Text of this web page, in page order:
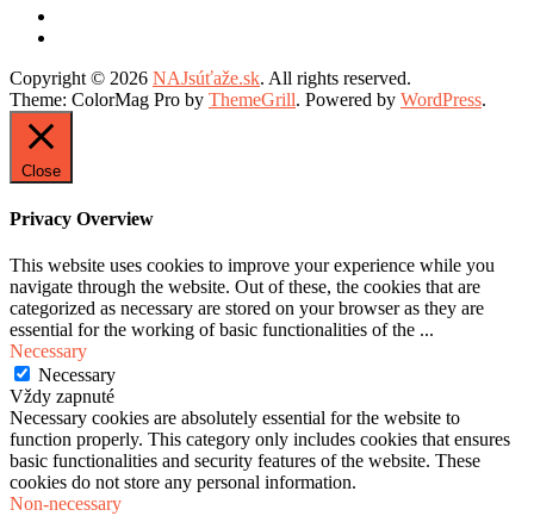
Copyright © 2026 NAJsúťaže.sk. All rights reserved.
Theme: ColorMag Pro by ThemeGrill. Powered by WordPress.
Close
Privacy Overview
This website uses cookies to improve your experience while you
navigate through the website. Out of these, the cookies that are
categorized as necessary are stored on your browser as they are
essential for the working of basic functionalities of the ...
Necessary
Necessary
Vždy zapnuté
Necessary cookies are absolutely essential for the website to
function properly. This category only includes cookies that ensures
basic functionalities and security features of the website. These
cookies do not store any personal information.
Non-necessary